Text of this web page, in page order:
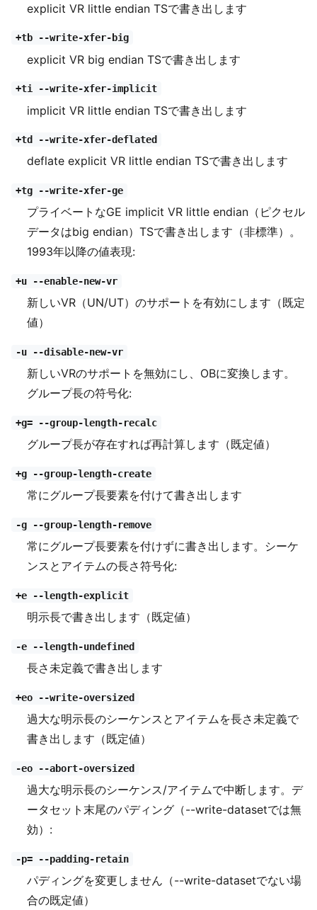
explicit VR little endian TSで書き出します
+tb --write-xfer-big
explicit VR big endian TSで書き出します
+ti --write-xfer-implicit
implicit VR little endian TSで書き出します
+td --write-xfer-deflated
deflate explicit VR little endian TSで書き出します
+tg --write-xfer-ge
プライベートなGE implicit VR little endian（ピクセル
データはbig endian）TSで書き出します（非標準）。
1993年以降の値表現:
+u --enable-new-vr
新しいVR（UN/UT）のサポートを有効にします（既定
値）
-u --disable-new-vr
新しいVRのサポートを無効にし、OBに変換します。
グループ長の符号化:
+g= --group-length-recalc
グループ長が存在すれば再計算します（既定値）
+g --group-length-create
常にグループ長要素を付けて書き出します
-g --group-length-remove
常にグループ長要素を付けずに書き出します。シーケ
ンスとアイテムの長さ符号化:
+e --length-explicit
明示長で書き出します（既定値）
-e --length-undefined
長さ未定義で書き出します
+eo --write-oversized
過大な明示長のシーケンスとアイテムを長さ未定義で
書き出します（既定値）
-eo --abort-oversized
過大な明示長のシーケンス/アイテムで中断します。デ
ータセット末尾のパディング（--write-datasetでは無
効）:
-p= --padding-retain
パディングを変更しません（--write-datasetでない場
合の既定値）